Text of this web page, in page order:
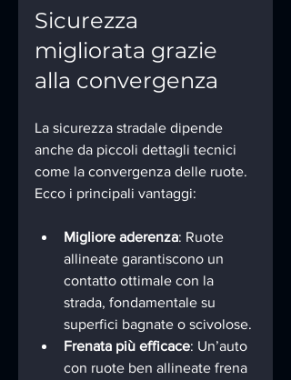
Sicurezza
migliorata grazie
alla convergenza
La sicurezza stradale dipende
anche da piccoli dettagli tecnici
come la convergenza delle ruote.
Ecco i principali vantaggi:
Migliore aderenza: Ruote
allineate garantiscono un
contatto ottimale con la
strada, fondamentale su
superfici bagnate o scivolose.
Frenata più efficace: Un’auto
con ruote ben allineate frena